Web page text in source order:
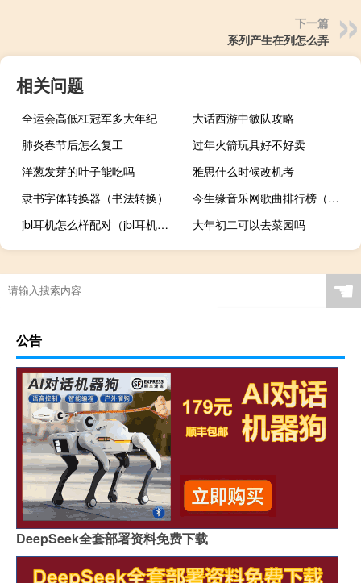
下一篇
系列产生在列怎么弄
相关问题
全运会高低杠冠军多大年纪
大话西游中敏队攻略
肺炎春节后怎么复工
过年火箭玩具好不好卖
洋葱发芽的叶子能吃吗
雅思什么时候改机考
隶书字体转换器（书法转换）
今生缘音乐网歌曲排行榜（今生缘音乐网）
jbl耳机怎么样配对（jbl耳机怎么样）
大年初二可以去菜园吗
☚
公告
DeepSeek全套部署资料免费下载